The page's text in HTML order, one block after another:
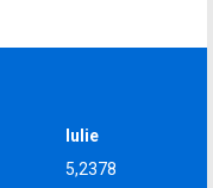
Iulie
5,2378